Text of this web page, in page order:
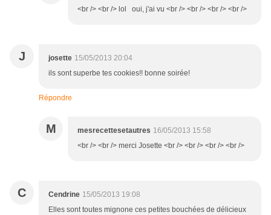
<br /> <br /> lol oui, j'ai vu <br /> <br /> <br /> <br />
J josette 15/05/2013 20:04
ils sont superbe tes cookies!! bonne soirée!
Répondre
M mesrecettesetautres 16/05/2013 15:58
<br /> <br /> merci Josette <br /> <br /> <br /> <br />
C Cendrine 15/05/2013 19:08
Elles sont toutes mignone ces petites bouchées de délicieux